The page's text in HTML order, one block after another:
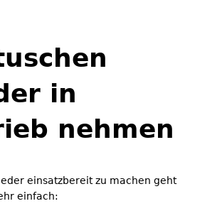
in
nehmen
einsatzbereit zu machen geht
einfach: